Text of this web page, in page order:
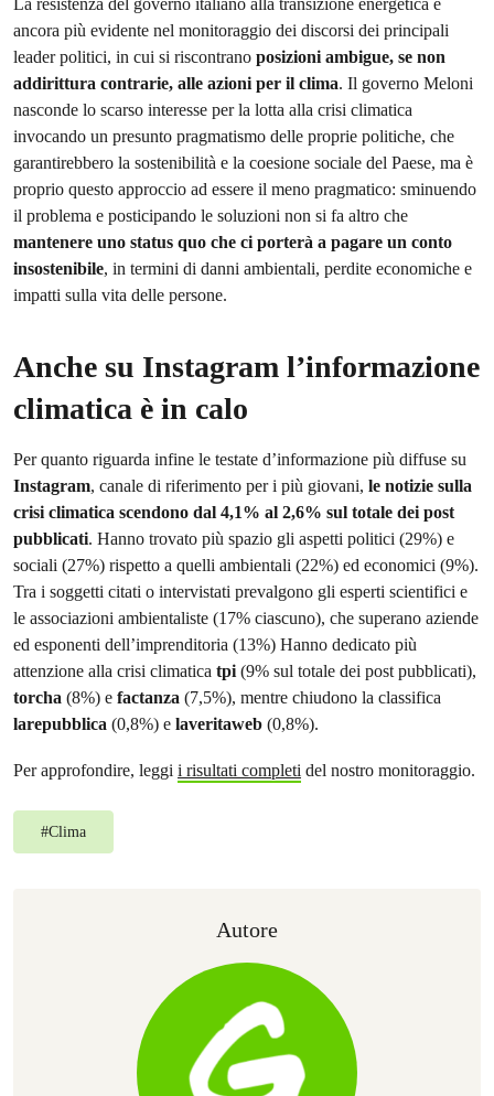
ancora più evidente nel monitoraggio dei discorsi dei principali
leader politici, in cui si riscontrano posizioni ambigue, se non
addirittura contrarie, alle azioni per il clima. Il governo Meloni
nasconde lo scarso interesse per la lotta alla crisi climatica
invocando un presunto pragmatismo delle proprie politiche, che
garantirebbero la sostenibilità e la coesione sociale del Paese, ma è
proprio questo approccio ad essere il meno pragmatico: sminuendo
il problema e posticipando le soluzioni non si fa altro che
mantenere uno status quo che ci porterà a pagare un conto
insostenibile, in termini di danni ambientali, perdite economiche e
impatti sulla vita delle persone.
Anche su Instagram l’informazione
climatica è in calo
Per quanto riguarda infine le testate d’informazione più diffuse su
Instagram, canale di riferimento per i più giovani, le notizie sulla
crisi climatica scendono dal 4,1% al 2,6% sul totale dei post
pubblicati. Hanno trovato più spazio gli aspetti politici (29%) e
sociali (27%) rispetto a quelli ambientali (22%) ed economici (9%).
Tra i soggetti citati o intervistati prevalgono gli esperti scientifici e
le associazioni ambientaliste (17% ciascuno), che superano aziende
ed esponenti dell’imprenditoria (13%) Hanno dedicato più
attenzione alla crisi climatica tpi(9% sul totale dei post pubblicati),
torcha (8%) e factanza (7,5%), mentre chiudono la classifica
larepubblica (0,8%) e laveritaweb (0,8%).
Per approfondire, leggi i risultati completi del nostro monitoraggio.
#Clima
Autore